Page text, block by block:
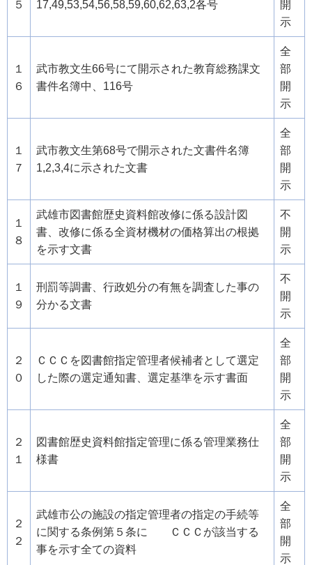
５ 17,49,53,54,56,58,59,60,62,63,2各号
開
示
１
６
武市教文生66号にて開示された教育総務課文
書件名簿中、116号
全
部
開
示
１
７
武市教文生第68号で開示された文書件名簿
1,2,3,4に示された文書
全
部
開
示
１
８
武雄市図書館歴史資料館改修に係る設計図
書、改修に係る全資材機材の価格算出の根拠
を示す文書
不
開
示
１
９
刑罰等調書、行政処分の有無を調査した事の
分かる文書
不
開
示
２
０
ＣＣＣを図書館指定管理者候補者として選定
した際の選定通知書、選定基準を示す書面
全
部
開
示
２
１
図書館歴史資料館指定管理に係る管理業務仕
様書
全
部
開
示
２
２
武雄市公の施設の指定管理者の指定の手続等
に関する条例第５条に ＣＣＣが該当する
事を示す全ての資料
全
部
開
示